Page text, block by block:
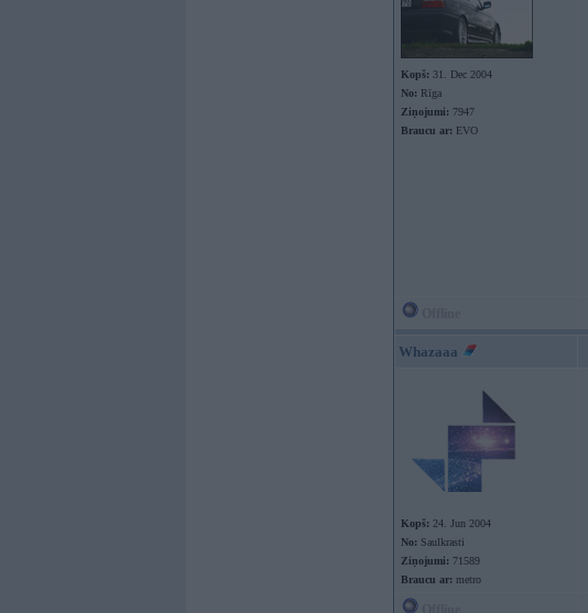
Kopš: 31. Dec 2004
No: Rīga
Ziņojumi: 7947
Braucu ar: EVO
Whazaaa
Kopš: 24. Jun 2004
No: Saulkrasti
Ziņojumi: 71589
Braucu ar: metro